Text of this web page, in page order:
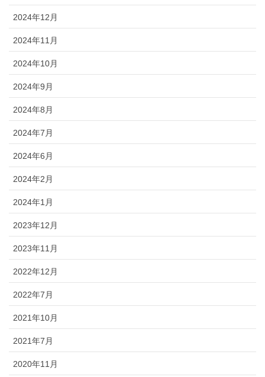
2024年12月
2024年11月
2024年10月
2024年9月
2024年8月
2024年7月
2024年6月
2024年2月
2024年1月
2023年12月
2023年11月
2022年12月
2022年7月
2021年10月
2021年7月
2020年11月